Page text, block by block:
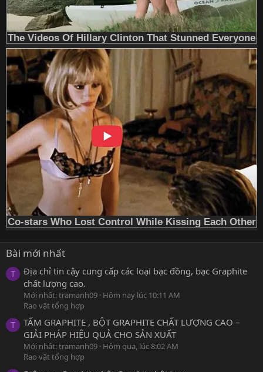
Bài mới nhất
T
Địa chỉ tin cậy cung cấp các loại bạc đồng, bạc Graphite
chất lượng cao.
Mới nhất: tramanh09 Hôm nay lúc 10:11 AM
Rao vặt tổng hợp
T
TẤM GRAPHITE , BỘT GRAPHITE CHẤT LƯỢNG CAO –
GIẢI PHÁP HIỆU QUẢ CHO SẢN XUẤT
Mới nhất: tramanh09 Hôm qua, lúc 8:02 AM
Rao vặt tổng hợp